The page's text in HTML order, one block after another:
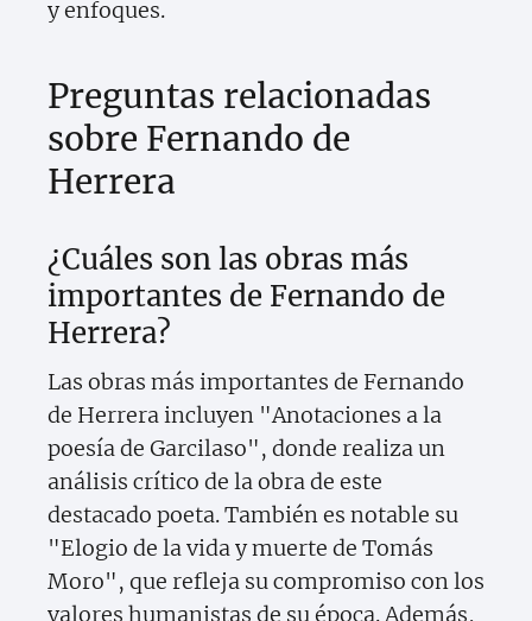
y enfoques.
Preguntas relacionadas
sobre Fernando de
Herrera
¿Cuáles son las obras más
importantes de Fernando de
Herrera?
Las obras más importantes de Fernando
de Herrera incluyen "Anotaciones a la
poesía de Garcilaso", donde realiza un
análisis crítico de la obra de este
destacado poeta. También es notable su
"Elogio de la vida y muerte de Tomás
Moro", que refleja su compromiso con los
valores humanistas de su época. Además,